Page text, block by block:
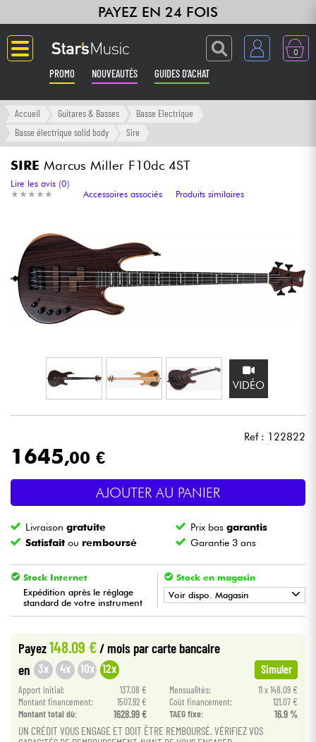
PAYEZ EN 24 FOIS
0
PROMO NOUVEAUTÉS GUIDES D'ACHAT
Langue
Amplis & Effets
Synthés & Sampleurs
Home Studio
Micros & HF
Eclairage
Violons & Quatuor
Câbles & Access.
HiFi
Accueil Guitares & Basses
Basse Electrique
Basse électrique solid body
Sire
SIRE Marcus Miller F10dc 4ST
★ ★ ★ ★ ★
★ ★ ★ ★ ★
Lire les avis (0)
Accessoires associés
Produits similaires
VIDÉO
Ref : 122822
1645,00 €
AJOUTER AU PANIER
Livraisongratuite Prix basgarantis
Satisfait ou remboursé Garantie 3 ans
Stock Internet
Expédition après le réglage
standard de votre instrument
Stock en magasin
Voir dispo. Magasin
•
Payez148.09 €/ mois par carte bancaire
en 3x 4x 10x 12x Simuler
Apport initial: 137.08 € Mensualités:
11 x 148.09 €
Montant financement:
1507.92 € Coût financement:
121.07 €
Montant total dù:
1628.99 € TAEG fixe: 16.9 %
UN CRÉDIT VOUS ENGAGE ET DOIT ÊTRE REMBOURSÉ. VÉRIFIEZ VOS